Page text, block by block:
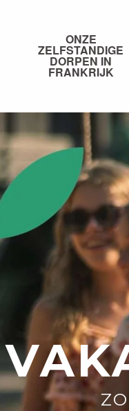
ONZE
ZELFSTANDIGE
DORPEN IN
FRANKRIJK